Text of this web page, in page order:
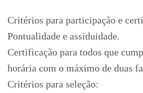
Critérios para participação e
Pontualidade e assiduidade.
Certificação para todos que
horária com o máximo de duas
Critérios para seleção: